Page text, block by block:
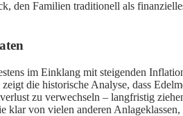
den Familien traditionell als
im Einklang mit steigenden
die historische Analyse, dass
zu verwechseln – langfristig
klar von vielen anderen